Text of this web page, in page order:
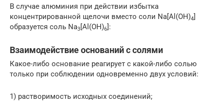
В случае алюминия при действии избытка
концентрированной щелочи вместо соли Na[Al(OH)4]
образуется соль Na3[Al(OH)6]:
Взаимодействие оснований с солями
Какое-либо основание реагирует с какой-либо солью
только при соблюдении одновременно двух условий:
1) растворимость исходных соединений;